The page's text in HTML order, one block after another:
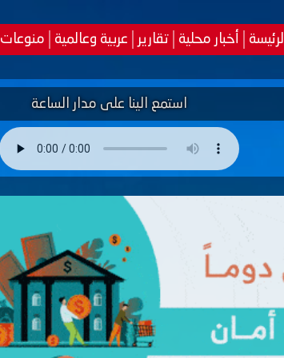
أخبار محلية تقارير عربية وعالمية منوعات
استمع الينا على مدار الساعة